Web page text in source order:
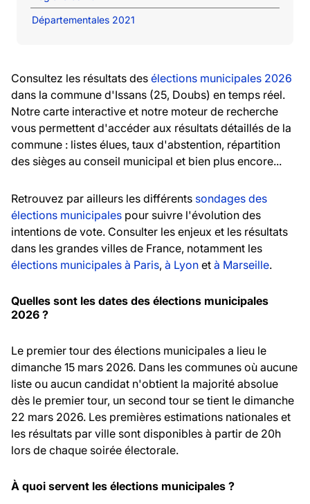
Départementales 2021
Consultez les résultats des élections municipales 2026
dans la commune d'Issans (25, Doubs) en temps réel.
Notre carte interactive et notre moteur de recherche
vous permettent d'accéder aux résultats détaillés de la
commune : listes élues, taux d'abstention, répartition
des sièges au conseil municipal et bien plus encore...
Retrouvez par ailleurs les différents sondages des
élections municipales pour suivre l'évolution des
intentions de vote. Consulter les enjeux et les résultats
dans les grandes villes de France, notamment les
élections municipales à Paris, à Lyon et à Marseille.
Quelles sont les dates des élections municipales
2026 ?
Le premier tour des élections municipales a lieu le
dimanche 15 mars 2026. Dans les communes où aucune
liste ou aucun candidat n'obtient la majorité absolue
dès le premier tour, un second tour se tient le dimanche
22 mars 2026. Les premières estimations nationales et
les résultats par ville sont disponibles à partir de 20h
lors de chaque soirée électorale.
À quoi servent les élections municipales ?